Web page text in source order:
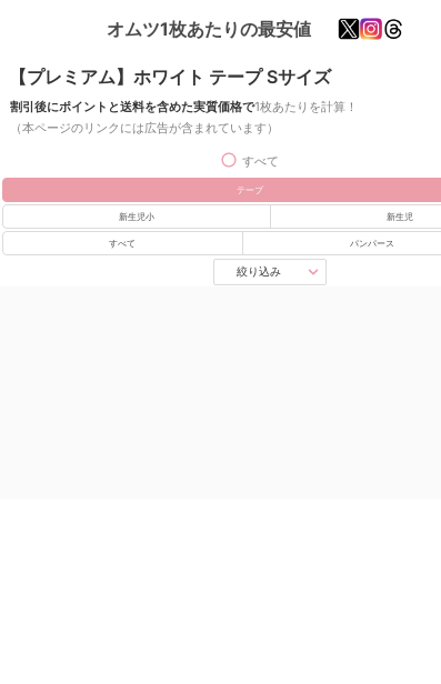
オムツ1枚あたりの最安値
【プレミアム】ホワイト テープ Sサイズ
割引後にポイントと送料を含めた実質価格で1枚あたりを計算！
（本ページのリンクには広告が含まれています）
すべて
テープ
新生児小 新生児
すべて パンパース
絞り込み